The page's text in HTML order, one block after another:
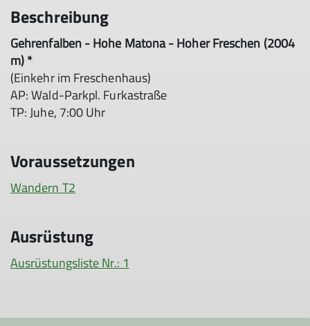
Beschreibung
Gehrenfalben - Hohe Matona - Hoher Freschen (2004
m) *
(Einkehr im Freschenhaus)
AP: Wald-Parkpl. Furkastraße
TP: Juhe, 7:00 Uhr
Voraussetzungen
Wandern T2
Ausrüstung
Ausrüstungsliste Nr.: 1